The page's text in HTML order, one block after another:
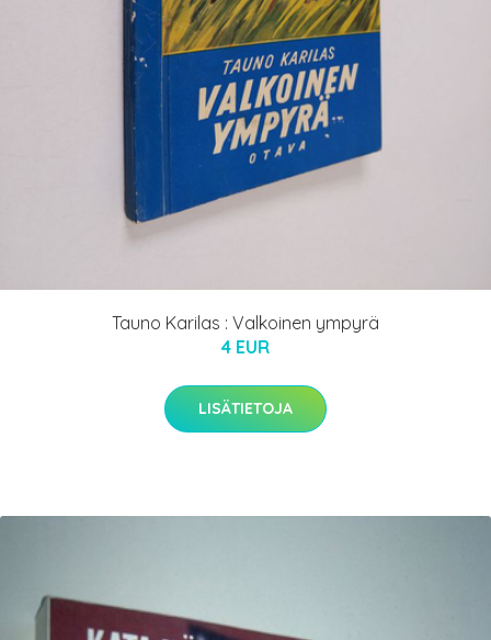
Tauno Karilas : Valkoinen ympyrä
4 EUR
LISÄTIETOJA